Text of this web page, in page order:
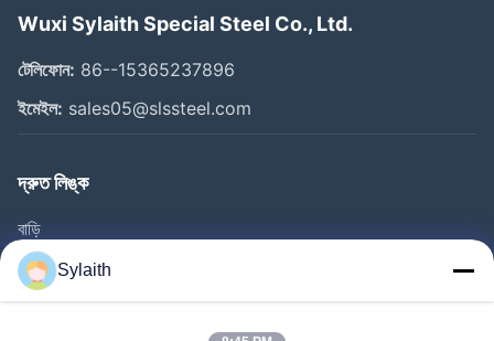
Wuxi Sylaith Special Steel Co., Ltd.
টেলিফোন: 86--15365237896
ইমেইল: sales05@slssteel.com
দ্রুত লিঙ্ক
বাড়ি
পণ্য
ভিডিও
Sylaith